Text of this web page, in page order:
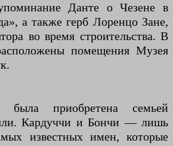
Данте о Чезене в
а также герб Лоренцо Зане,
во время строительства. В
помещения Музея
была приобретена семьей
Кардуччи и Бончи — лишь
известных имен, которые